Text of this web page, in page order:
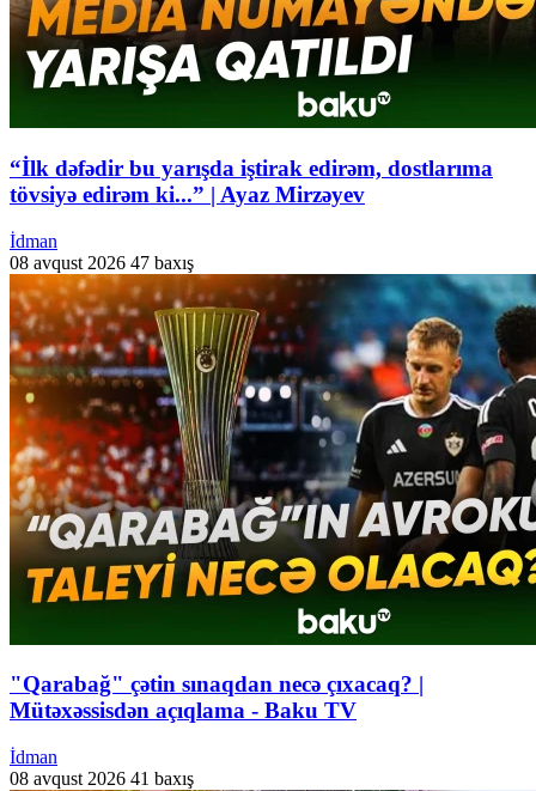
“İlk dəfədir bu yarışda iştirak edirəm, dostlarıma
tövsiyə edirəm ki...” | Ayaz Mirzəyev
İdman
08 avqust 2026 47 baxış
"Qarabağ" çətin sınaqdan necə çıxacaq? |
Mütəxəssisdən açıqlama - Baku TV
İdman
08 avqust 2026 41 baxış